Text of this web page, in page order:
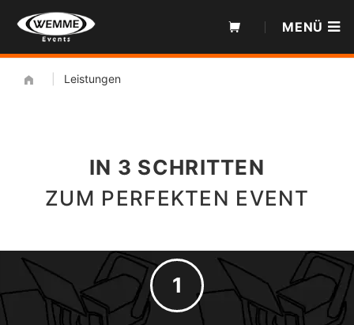
Inhalt
MENÜ
Leistungen
IN 3 SCHRITTEN
ZUM PERFEKTEN EVENT